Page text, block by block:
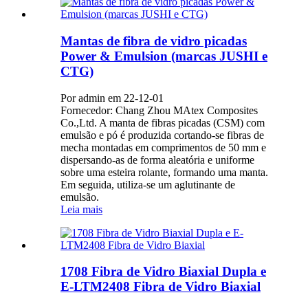
Mantas de fibra de vidro picadas
Power & Emulsion (marcas JUSHI e
CTG)
Por admin em 22-12-01
Fornecedor: Chang Zhou MAtex Composites
Co.,Ltd. A manta de fibras picadas (CSM) com
emulsão e pó é produzida cortando-se fibras de
mecha montadas em comprimentos de 50 mm e
dispersando-as de forma aleatória e uniforme
sobre uma esteira rolante, formando uma manta.
Em seguida, utiliza-se um aglutinante de
emulsão.
Leia mais
1708 Fibra de Vidro Biaxial Dupla e
E-LTM2408 Fibra de Vidro Biaxial